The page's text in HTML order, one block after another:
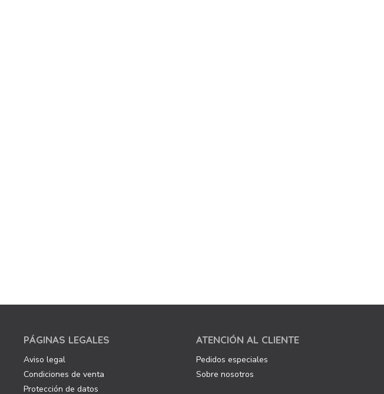
PÁGINAS LEGALES
Aviso legal
Condiciones de venta
Protección de datos
ATENCIÓN AL CLIENTE
Pedidos especiales
Sobre nosotros